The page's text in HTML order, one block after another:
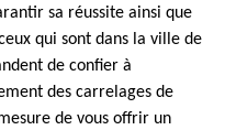
sa réussite ainsi que
qui sont dans la ville de
de confier à
des carrelages de
de vous offrir un